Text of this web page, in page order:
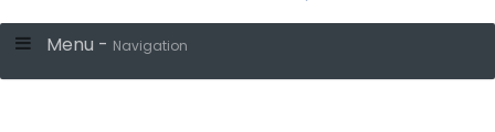
Menu - Navigation